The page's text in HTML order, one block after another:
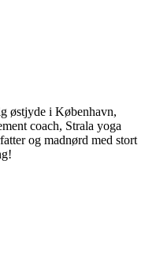
østjyde i København,
coach, Strala yoga
og madnørd med stort